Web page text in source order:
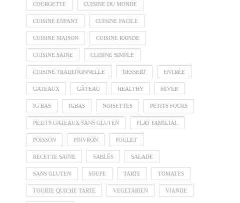
COURGETTE CUISINE DU MONDE
CUISINE ENFANT CUISINE FACILE
CUISINE MAISON CUISINE RAPIDE
CUISINE SAINE CUISINE SIMPLE
CUISINE TRADITIONNELLE DESSERT ENTRÉE
GATEAUX GÂTEAU HEALTHY HIVER
IG BAS IGBAS NOISETTES PETITS FOURS
PETITS GATEAUX SANS GLUTEN PLAT FAMILIAL
POISSON POIVRON POULET
RECETTE SAINE SABLÉS SALADE
SANS GLUTEN SOUPE TARTE TOMATES
TOURTE QUICHE TARTE VEGETARIEN VIANDE